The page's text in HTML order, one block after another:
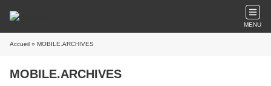
MENU
Accueil » MOBILE.ARCHIVES
MOBILE.ARCHIVES